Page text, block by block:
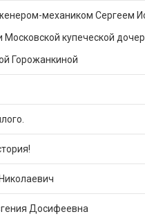
механиком Сергеем
Московской купеческой
Горожанкиной
Досифеевна